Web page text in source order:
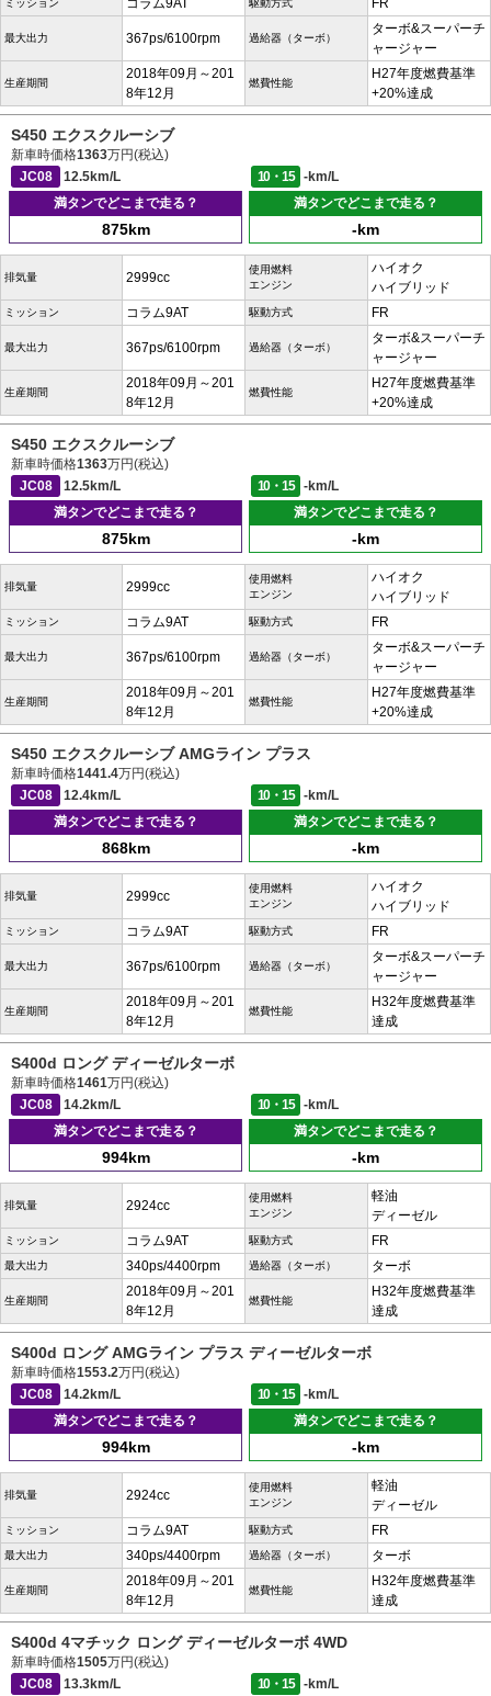
ミッション コラム9AT 駆動方式 FR
最大出力 367ps/6100rpm 過給器（ターボ）
ターボ&スーパーチ
ャージャー
生産期間
2018年09月～201
8年12月
燃費性能
H27年度燃費基準
+20%達成
S450 エクスクルーシブ
新車時価格1363万円(税込)
JC08
12.5km/L 10・15
-km/L
満タンでどこまで走る？
875km
満タンでどこまで走る？
-km
排気量 2999cc
使用燃料
エンジン
ハイオク
ハイブリッド
ミッション コラム9AT 駆動方式 FR
最大出力 367ps/6100rpm 過給器（ターボ）
ターボ&スーパーチ
ャージャー
生産期間
2018年09月～201
8年12月
燃費性能
H27年度燃費基準
+20%達成
S450 エクスクルーシブ
新車時価格1363万円(税込)
JC08
12.5km/L 10・15
-km/L
満タンでどこまで走る？
875km
満タンでどこまで走る？
-km
排気量 2999cc
使用燃料
エンジン
ハイオク
ハイブリッド
ミッション コラム9AT 駆動方式 FR
最大出力 367ps/6100rpm 過給器（ターボ）
ターボ&スーパーチ
ャージャー
生産期間
2018年09月～201
8年12月
燃費性能
H27年度燃費基準
+20%達成
S450 エクスクルーシブ AMGライン プラス
新車時価格1441.4万円(税込)
JC08
12.4km/L 10・15
-km/L
満タンでどこまで走る？
868km
満タンでどこまで走る？
-km
排気量 2999cc
使用燃料
エンジン
ハイオク
ハイブリッド
ミッション コラム9AT 駆動方式 FR
最大出力 367ps/6100rpm 過給器（ターボ）
ターボ&スーパーチ
ャージャー
生産期間
2018年09月～201
8年12月
燃費性能
H32年度燃費基準
達成
S400d ロング ディーゼルターボ
新車時価格1461万円(税込)
JC08
14.2km/L 10・15
-km/L
満タンでどこまで走る？
994km
満タンでどこまで走る？
-km
排気量 2924cc
使用燃料
エンジン
軽油
ディーゼル
ミッション コラム9AT 駆動方式 FR
最大出力 340ps/4400rpm 過給器（ターボ） ターボ
生産期間
2018年09月～201
8年12月
燃費性能
H32年度燃費基準
達成
S400d ロング AMGライン プラス ディーゼルターボ
新車時価格1553.2万円(税込)
JC08
14.2km/L 10・15
-km/L
満タンでどこまで走る？
994km
満タンでどこまで走る？
-km
排気量 2924cc
使用燃料
エンジン
軽油
ディーゼル
ミッション コラム9AT 駆動方式 FR
最大出力 340ps/4400rpm 過給器（ターボ） ターボ
生産期間
2018年09月～201
8年12月
燃費性能
H32年度燃費基準
達成
S400d 4マチック ロング ディーゼルターボ 4WD
新車時価格1505万円(税込)
JC08
13.3km/L 10・15
-km/L